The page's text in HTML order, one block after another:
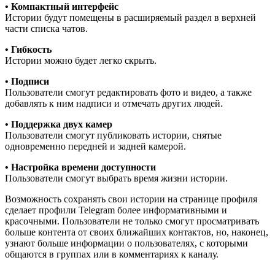
• Компактный интерфейс
Истории будут помещены в расширяемый раздел в верхней
части списка чатов.
• Гибкость
Истории можно будет легко скрыть.
• Подписи
Пользователи смогут редактировать фото и видео, а также
добавлять к ним надписи и отмечать других людей.
• Поддержка двух камер
Пользователи смогут публиковать истории, снятые
одновременно передней и задней камерой.
• Настройка времени доступности
Пользователи смогут выбрать время жизни истории.
Возможность сохранять свои истории на странице профиля
сделает профили Telegram более информативными и
красочными. Пользователи не только смогут просматривать
больше контента от своих ближайших контактов, но, наконец,
узнают больше информации о пользователях, с которыми
общаются в группах или в комментариях к каналу.